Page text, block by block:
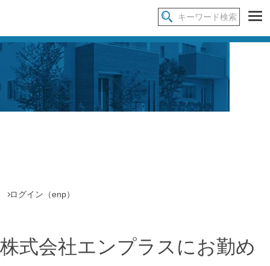
ログイン（enp）
株式会社エンプラス にお勤め